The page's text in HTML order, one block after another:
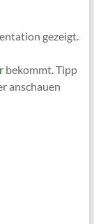
gezeigt.
bekommt. Tipp
anschauen